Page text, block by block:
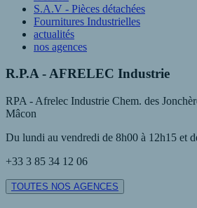
S.A.V - Pièces détachées
Fournitures Industrielles
actualités
nos agences
R.P.A - AFRELEC Industrie
RPA - Afrelec Industrie Chem. des
Mâcon
Du lundi au vendredi de 8h00 à 12h15 et
+33 3 85 34 12 06
TOUTES NOS AGENCES